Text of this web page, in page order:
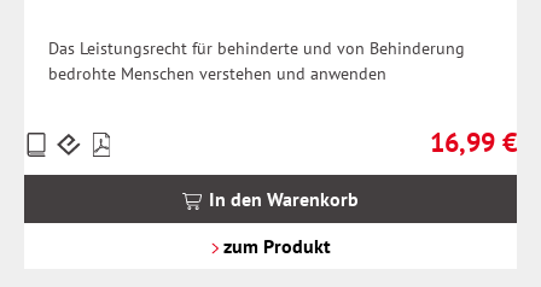
Das Leistungsrecht für behinderte und von Behinderung
bedrohte Menschen verstehen und anwenden
Regulärer
16,99 €
Preise
inkl.
In den Warenkorb
zum Produkt